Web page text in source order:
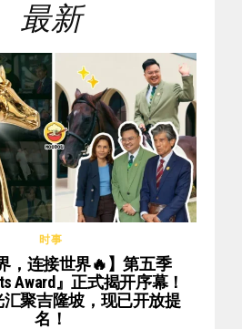
最新
时事
，连接世界🔥】第五季
Award』正式揭开序幕！
汇聚吉隆坡，现已开放提
名！